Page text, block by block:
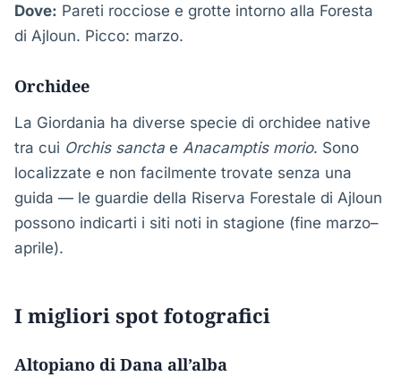
Dove: Pareti rocciose e grotte intorno alla Foresta
di Ajloun. Picco: marzo.
Orchidee
La Giordania ha diverse specie di orchidee native
tra cui Orchis sancta e Anacamptis morio. Sono
localizzate e non facilmente trovate senza una
guida — le guardie della Riserva Forestale di Ajloun
possono indicarti i siti noti in stagione (fine marzo–
aprile).
I migliori spot fotografici
Altopiano di Dana all’alba